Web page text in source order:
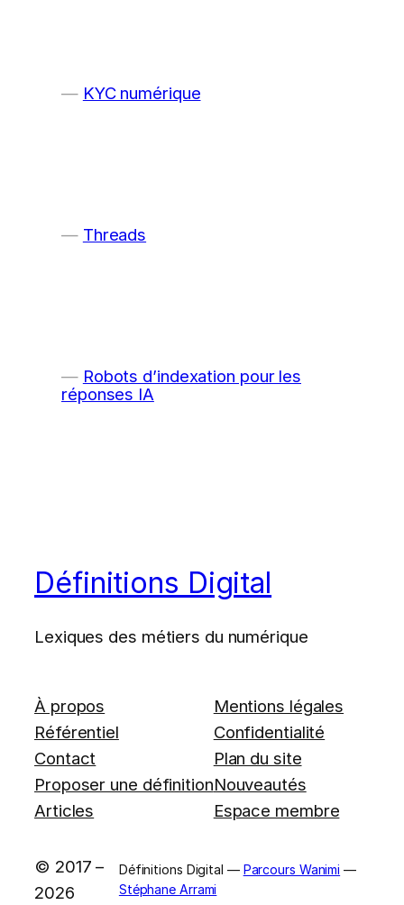
KYC numérique
Threads
Robots d’indexation pour les
réponses IA
Définitions Digital
Lexiques des métiers du numérique
À propos
Référentiel
Contact
Proposer une définition
Articles
Mentions légales
Confidentialité
Plan du site
Nouveautés
Espace membre
© 2017 –
2026
Définitions Digital — Parcours Wanimi —
Stéphane Arrami